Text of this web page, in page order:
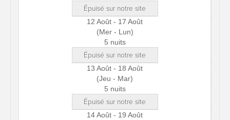
Épuisé sur notre site
12 Août - 17 Août
(Mer - Lun)
5 nuits
Épuisé sur notre site
13 Août - 18 Août
(Jeu - Mar)
5 nuits
Épuisé sur notre site
14 Août - 19 Août